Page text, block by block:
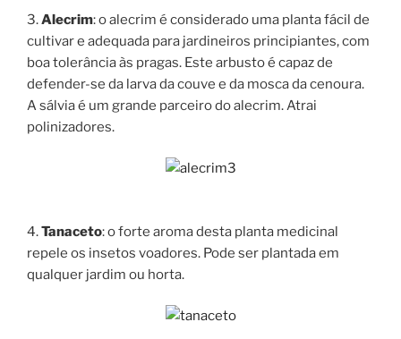
3.Alecrim: o alecrim é considerado uma planta fácil de
cultivar e adequada para jardineiros principiantes, com
boa tolerância às pragas. Este arbusto é capaz de
defender-se da larva da couve e da mosca da cenoura.
A sálvia é um grande parceiro do alecrim. Atrai
polinizadores.
4.Tanaceto: o forte aroma desta planta medicinal
repele os insetos voadores. Pode ser plantada em
qualquer jardim ou horta.